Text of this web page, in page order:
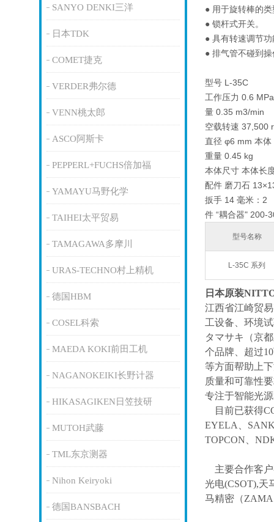
SANYO DENKI三洋
日本TDK
COMET捷克
VERDER弗尔德
VENN桃太郎
ASCO阿斯卡
PEPPERL+FUCHS倍加福
YAMAYU马野化学
TAIHEI太平贸易
TAMAGAWA多摩川
URAS-TECHNO村上精机
德国HBM
COSEL科索
MAEDA KOKI前田工机
NAGANOKEIKI长野计器
HIKASAGIKEN日笠技研
MUTOH武藤
TML东京测器
Nihon Keiryoki
德国BANSBACH
● 用于旋转棒的
● 锁杆式开关。
● 具有转速调节功
● 排气管不碰到
型号 L-35C
工作压力 0.6
量 0.35 m3/min
空载转速 37,500
直径 φ6 mm 本体
重量 0.45 kg
本体尺寸 本体长
配件 磨刀石
扳手 14 毫米：2
件 “耦合器" 200-
型号名称
L-35C 系列
日本原装
江西省江崎贸
工设备、环境
タマサキ（京
个品牌、超过
等方面帮助上
质量和可靠性
专注于智能光
目前已获得
EYELA、
TOPCON、
主要合作客
光电(CSOT),天
马精密（